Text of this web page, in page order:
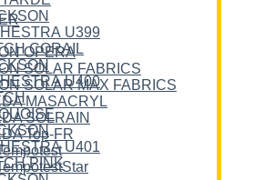
OPERA
SOLAR FABRICS
SOLAR MAX FABRICS
MASACRYL
SOLRAIN
Top-FR